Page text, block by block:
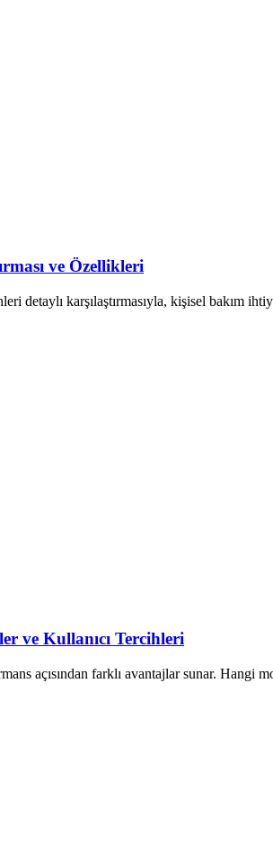
ve Özellikleri
karşılaştırmasıyla, kişisel bakım
ve Kullanıcı Tercihleri
açısından farklı avantajlar sunar.